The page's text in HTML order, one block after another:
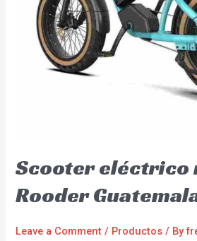
Scooter eléctrico
Rooder
Leave a Comment / Productos / By